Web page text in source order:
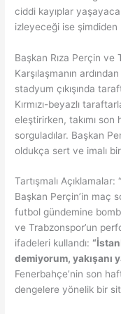
ciddi kayıplar
izleyeceği ise
Başkan Rıza Perçin ve
Karşılaşmanın
stadyum çıkışında
Kırmızı-beyazlı
eleştirirken, takımı
sorguladılar. Başkan
oldukça sert ve imalı
Tartışmalı Açıklamalar:
Başkan Perçin’in maç
futbol gündemine
ve Trabzonspor’un
ifadeleri kullandı:
demiyorum, yakışanı
Fenerbahçe’nin son
dengelere yönelik bir